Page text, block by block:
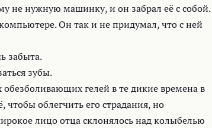
не нужную машинку, и он забрал её с собой.
Он так и не придумал, что с ней
забыта.
зубы.
гелей в те дикие времена в
облегчить его страдания, но
лицо отца склонялось над колыбелью